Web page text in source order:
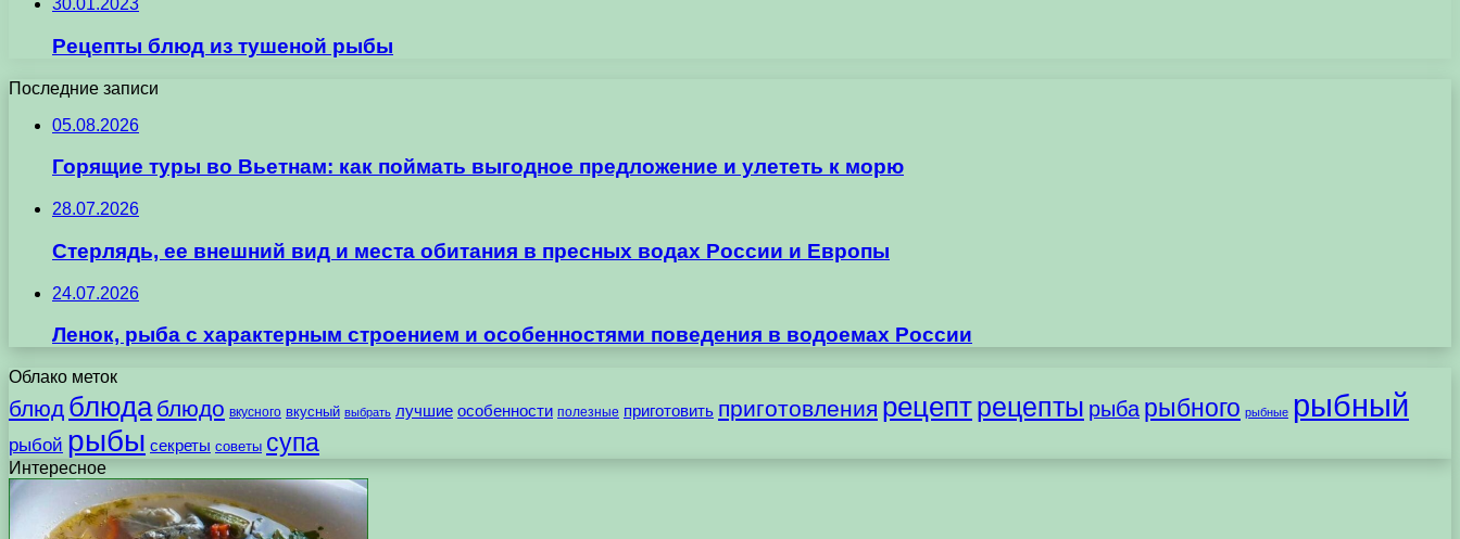
30.01.2023
Рецепты блюд из тушеной рыбы
Последние записи
05.08.2026
Горящие туры во Вьетнам: как поймать выгодное предложение и улететь к морю
28.07.2026
Стерлядь, ее внешний вид и места обитания в пресных водах России и Европы
24.07.2026
Ленок, рыба с характерным строением и особенностями поведения в водоемах России
Облако меток
блюд блюда блюдо вкусного вкусный выбрать лучшие особенности полезные приготовить приготовления рецептрецепты рыба рыбного рыбные рыбный
рыбой рыбы секреты советы супа
Интересное